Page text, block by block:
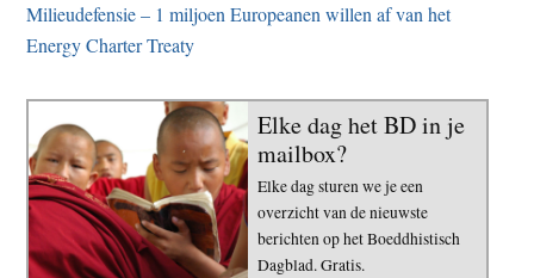
Milieudefensie – 1 miljoen Europeanen willen af van het
Energy Charter Treaty
Elke dag het BD in je
mailbox?
Elke dag sturen we je een
overzicht van de nieuwste
berichten op het Boeddhistisch
Dagblad. Gratis.